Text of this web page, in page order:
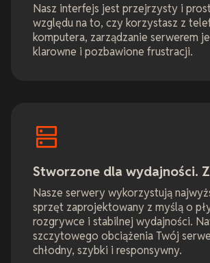
Nasz interfejs jest przejrzysty i
względu na to, czy korzystasz z
komputera, zarządzanie serwerem
klarowne i pozbawione frustracji.
Stworzone dla wydajności.
Nasze serwery wykorzystują
sprzęt zaprojektowany z myślą o
rozgrywce i stabilnej wydajności.
szczytowego obciążenia Twój
chłodny, szybki i responsywny.